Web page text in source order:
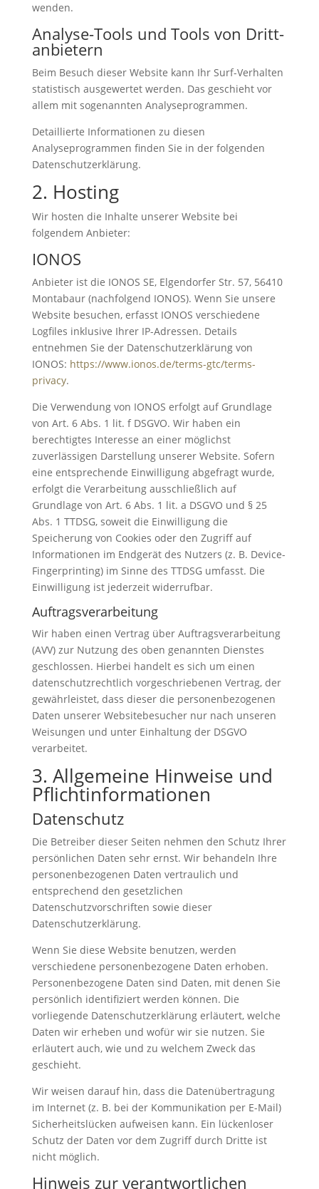
wenden.
Analyse-Tools und Tools von Dritt­
anbietern
Beim Besuch dieser Website kann Ihr Surf-Verhalten
statistisch ausgewertet werden. Das geschieht vor
allem mit sogenannten Analyseprogrammen.
Detaillierte Informationen zu diesen
Analyseprogrammen finden Sie in der folgenden
Datenschutzerklärung.
2. Hosting
Wir hosten die Inhalte unserer Website bei
folgendem Anbieter:
IONOS
Anbieter ist die IONOS SE, Elgendorfer Str. 57, 56410
Montabaur (nachfolgend IONOS). Wenn Sie unsere
Website besuchen, erfasst IONOS verschiedene
Logfiles inklusive Ihrer IP-Adressen. Details
entnehmen Sie der Datenschutzerklärung von
IONOS: https://www.ionos.de/terms-gtc/terms-
privacy.
Die Verwendung von IONOS erfolgt auf Grundlage
von Art. 6 Abs. 1 lit. f DSGVO. Wir haben ein
berechtigtes Interesse an einer möglichst
zuverlässigen Darstellung unserer Website. Sofern
eine entsprechende Einwilligung abgefragt wurde,
erfolgt die Verarbeitung ausschließlich auf
Grundlage von Art. 6 Abs. 1 lit. a DSGVO und § 25
Abs. 1 TTDSG, soweit die Einwilligung die
Speicherung von Cookies oder den Zugriff auf
Informationen im Endgerät des Nutzers (z. B. Device-
Fingerprinting) im Sinne des TTDSG umfasst. Die
Einwilligung ist jederzeit widerrufbar.
Auftragsverarbeitung
Wir haben einen Vertrag über Auftragsverarbeitung
(AVV) zur Nutzung des oben genannten Dienstes
geschlossen. Hierbei handelt es sich um einen
datenschutzrechtlich vorgeschriebenen Vertrag, der
gewährleistet, dass dieser die personenbezogenen
Daten unserer Websitebesucher nur nach unseren
Weisungen und unter Einhaltung der DSGVO
verarbeitet.
3. Allgemeine Hinweise und
Pflicht­informationen
Datenschutz
Die Betreiber dieser Seiten nehmen den Schutz Ihrer
persönlichen Daten sehr ernst. Wir behandeln Ihre
personenbezogenen Daten vertraulich und
entsprechend den gesetzlichen
Datenschutzvorschriften sowie dieser
Datenschutzerklärung.
Wenn Sie diese Website benutzen, werden
verschiedene personenbezogene Daten erhoben.
Personenbezogene Daten sind Daten, mit denen Sie
persönlich identifiziert werden können. Die
vorliegende Datenschutzerklärung erläutert, welche
Daten wir erheben und wofür wir sie nutzen. Sie
erläutert auch, wie und zu welchem Zweck das
geschieht.
Wir weisen darauf hin, dass die Datenübertragung
im Internet (z. B. bei der Kommunikation per E-Mail)
Sicherheitslücken aufweisen kann. Ein lückenloser
Schutz der Daten vor dem Zugriff durch Dritte ist
nicht möglich.
Hinweis zur verantwortlichen